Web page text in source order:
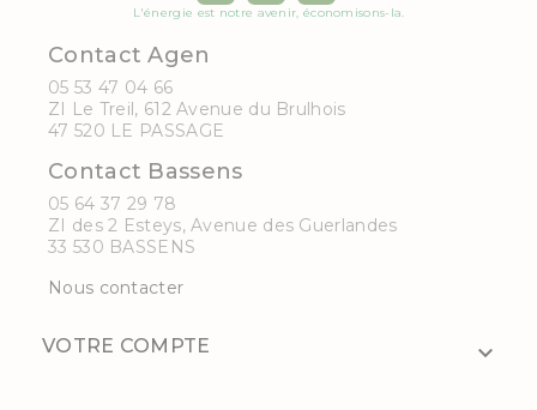
L'énergie est notre avenir, économisons-la.
Contact Agen
05 53 47 04 66
ZI Le Treil, 612 Avenue du Brulhois
47 520 LE PASSAGE
Contact Bassens
05 64 37 29 78
ZI des 2 Esteys, Avenue des Guerlandes
33 530 BASSENS
Nous contacter
VOTRE COMPTE 